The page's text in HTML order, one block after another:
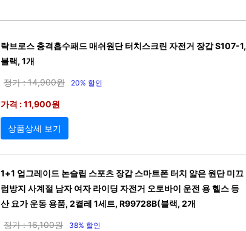
락브로스 충격흡수패드 매쉬원단 터치스크린 자전거 장갑 S107-1,
블랙, 1개
정가 : 14,900원 20% 할인
가격 : 11,900원
상품상세 보기
1+1 업그레이드 논슬립 스포츠 장갑 스마트폰 터치 얇은 원단 미끄
럼방지 사계절 남자 여자 라이딩 자전거 오토바이 운전 용 헬스 등
산 요가 운동 용품, 2켤레 1세트, R99728B(블랙, 2개
정가 : 16,100원 38% 할인